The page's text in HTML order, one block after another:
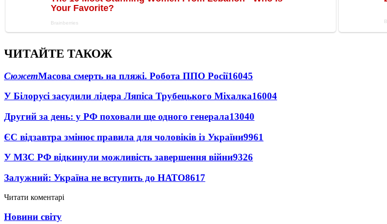
ЧИТАЙТЕ ТАКОЖ
СюжетМасова смерть на пляжі. Робота ППО Росії16045
У Білорусі засудили лідера Ляпіса Трубецького Міхалка16004
Другий за день: у РФ поховали ще одного генерала13040
ЄС відзавтра змінює правила для чоловіків із України9961
У МЗС РФ відкинули можливість завершення війни9326
Залужний: Україна не вступить до НАТО8617
Читати коментарі
Новини світу